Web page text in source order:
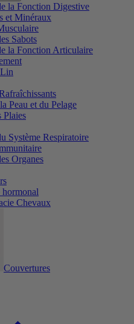
la Fonction Digestive
et Minéraux
Sabots
la Fonction Articulaire
Peau et du Pelage
Plaies
Système Respiratoire
Organes
Chevaux
Couvertures